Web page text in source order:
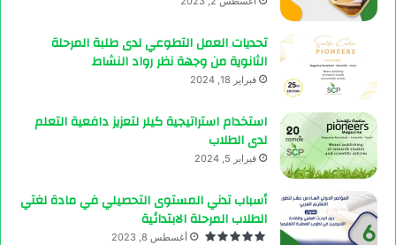
تحديات العمل التطوعي لدى طلبة المرحلة
الثانوية من وجهة نظر رواد النشاط
فبراير 18, 2024
استخدام استراتيجية كيلر لتعزيز دافعية التعلم
لدى الطلاب
فبراير 5, 2024
أسباب تدني المستوى التحصيلي في مادة لغتي
الطلاب المرحلة الابتدائية
أغسطس 8, 2023